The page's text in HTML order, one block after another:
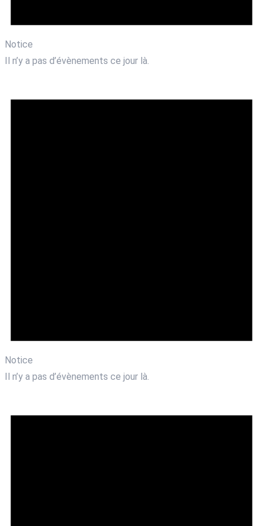
Notice
Il n’y a pas d’évènements ce jour là.
Notice
Il n’y a pas d’évènements ce jour là.